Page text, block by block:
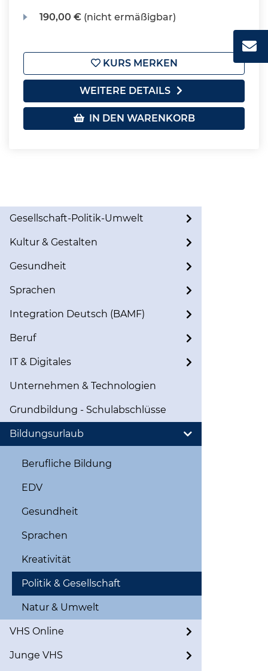
190,00 € (nicht ermäßigbar)
KURS MERKEN
WEITERE DETAILS
IN DEN WARENKORB
Gesellschaft-Politik-Umwelt
Kultur & Gestalten
Gesundheit
Sprachen
Integration Deutsch (BAMF)
Beruf
IT & Digitales
Unternehmen & Technologien
Grundbildung - Schulabschlüsse
Bildungsurlaub
Berufliche Bildung
EDV
Gesundheit
Sprachen
Kreativität
Politik & Gesellschaft
Natur & Umwelt
VHS Online
Junge VHS